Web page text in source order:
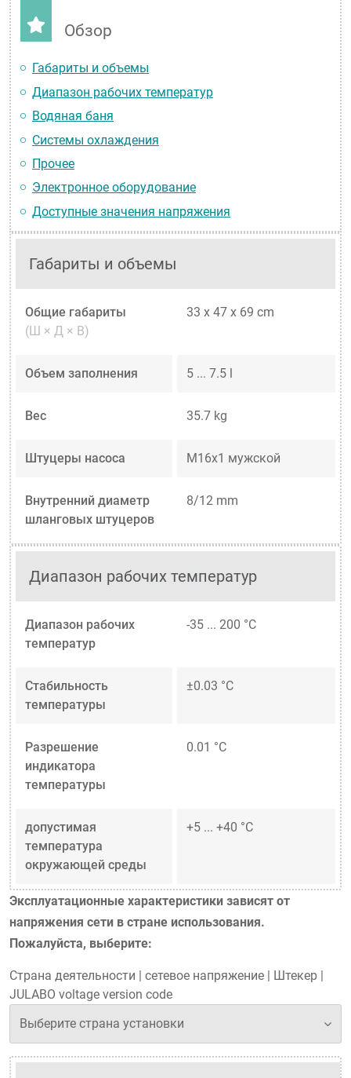
Обзор
Габариты и объемы
Диапазон рабочих температур
Водяная баня
Системы охлаждения
Прочее
Электронное оборудование
Доступные значения напряжения
Габариты и объемы
Общие габариты
(Ш × Д × В)
33 x 47 x 69 cm
Объем заполнения 5 ... 7.5 l
Вес 35.7 kg
Штуцеры насоса M16x1 мужской
Внутренний диаметр
шланговых штуцеров
8/12 mm
Диапазон рабочих температур
Диапазон рабочих
температур
-35 ... 200 °C
Стабильность
температуры
±0.03 °C
Разрешение
индикатора
температуры
0.01 °C
допустимая
температура
окружающей среды
+5 ... +40 °C
Эксплуатационные характеристики зависят от
напряжения сети в стране использования.
Пожалуйста, выберите:
Страна деятельности | сетевое напряжение | Штекер |
JULABO voltage version code